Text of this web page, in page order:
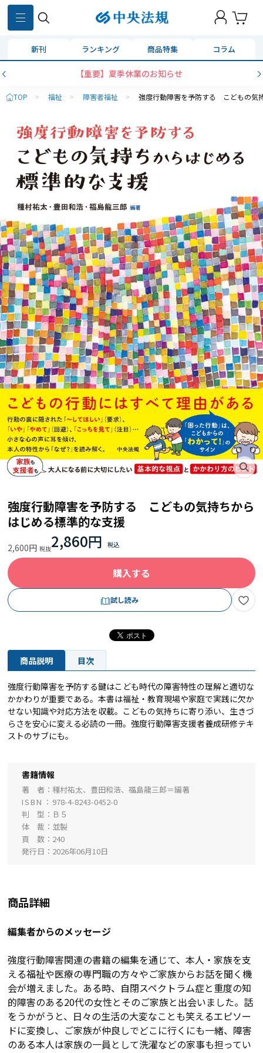
新刊 ランキング 商品特集 コラム
【重要】夏季休業のお知らせ
TOP > 福祉 > 障害者福祉 > 強度行動障害を予防する こどもの気
強度行動障害を予防する こどもの気持ちから
はじめる標準的な支援
2,600円 2,860円
購入する
試し読み
商品説明 目次
強度行動障害を予防する鍵はこども時代の障害特性の理解と適切な
かかわりが重要である。本書は福祉・教育現場や家庭で実践に欠か
せない知識や対応方法を収載。こどもの気持ちに寄り添い、生きづ
らさを安心に変える必読の一冊。強度行動障害支援者養成研修テキ
ストのサブにも。
書籍情報
著 者
種村祐太、豊田和浩、福島龍三郎＝編著
ISBN
978-4-8243-0452-0
判 型
Ｂ５
体 裁
並製
頁 数
240
発行日
2026年06月10日
商品詳細
編集者からのメッセージ
強度行動障害関連の書籍の編集を通じて、本人・家族を支
える福祉や医療の専門職の方々やご家族からお話を聞く機
会が増えました。ある時、自閉スペクトラム症と重度の知
的障害のある20代の女性とそのご家族と出会いました。話
をうかがうと、日々の生活の大変なことも笑えるエピソー
ドに変換し、ご家族が仲良しでどこに行くにも一緒、障害
のある本人は家族の一員として洗濯などの家事も担ってい